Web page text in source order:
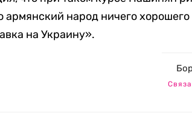
армянский народ ничего хорошего
на Украину».